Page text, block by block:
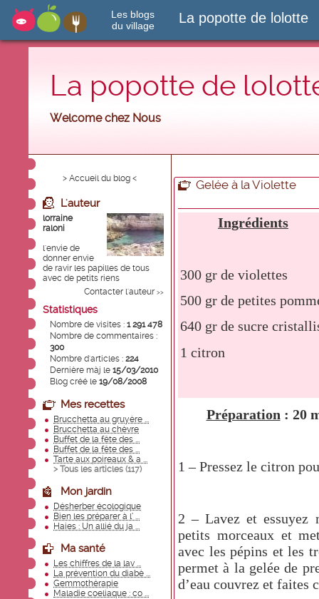
Les blogs
du village
La popotte de lolotte
La popotte de
Welcome chez Nous
> Accueil du blog <
L'auteur
lorraine
raloni
l'envie de
donner envie
de ravir les papilles de tous
avec de petits riens
Contacter l'auteur >>
Statistiques
Nombre de visites : 1 291 478
Nombre de commentaires :
300
Nombre d'articles : 224
Dernière màj le 15/03/2010
Blog créé le 19/08/2008
Mes recettes
Brucchetta au gruyère ...
Brucchetta au chèvre
Buffet de la fête des ...
Buffet de la fête des ...
Tarte aux poireaux & a ...
> Tous les articles (117)
Mon jardin
Désherber écologique
Bien les préparer à l’ ...
Haies : Un allié du ja ...
Ma santé
Les chiffres de la lav ...
La prévention du diabè ...
Gemmothérapie
Maladie coeliaque : co ...
Gelée à la Violette
Ingrédients
300 gr de violettes
500 gr de petites
640 gr de sucre
1 citron
Préparation : 20
1 – Pressez le citron
2 – Lavez et essuyez
petits morceaux et
avec les pépins et les
permet à la gelée de
d’eau couvrez et faites